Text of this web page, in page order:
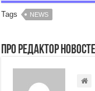
Tags NEWS
Про Редактор